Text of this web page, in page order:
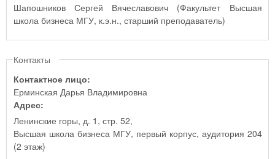
Шапошников Сергей Вячеславович (Факультет Высшая
школа бизнеса МГУ, к.э.н., старший преподаватель)
Контакты
Контактное лицо:
Ерминская Дарья Владимировна
Адрес:
Ленинские горы, д. 1, стр. 52,
Высшая школа бизнеса МГУ, первый корпус, аудитория 204
(2 этаж)